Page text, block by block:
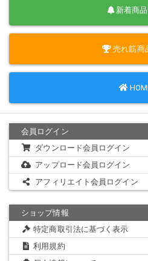
新着商品
売れ筋商
会員ログイン
ダウンロード会員ログイン
アップロード会員ログイン
アフィリエイト会員ログイン
ショップ情報
特定商取引法に基づく表示
利用規約